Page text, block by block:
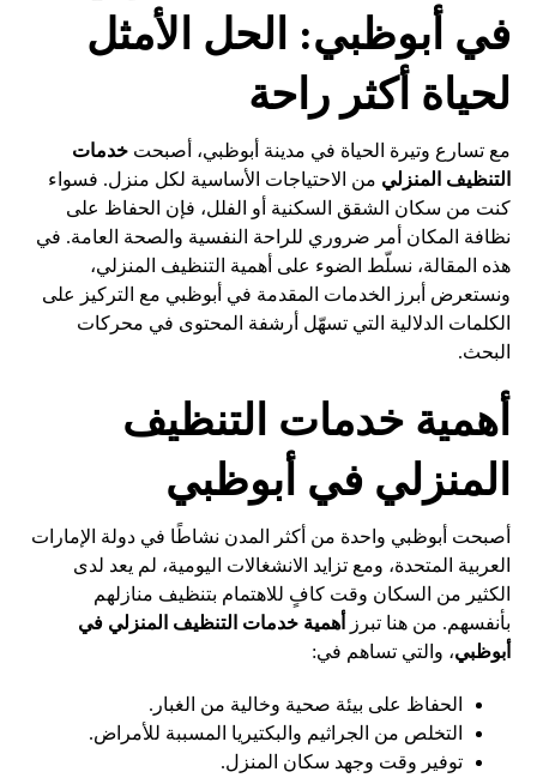
في أبوظبي: الحل الأمثل
لحياة أكثر راحة
مع تسارع وتيرة الحياة في مدينة أبوظبي، أصبحتخدمات
التنظيف المنزلي من الاحتياجات الأساسية لكل منزل. فسواء
كنت من سكان الشقق السكنية أو الفلل، فإن الحفاظ على
نظافة المكان أمر ضروري للراحة النفسية والصحة العامة. في
هذه المقالة، نسلّط الضوء على أهمية التنظيف المنزلي،
ونستعرض أبرز الخدمات المقدمة في أبوظبي مع التركيز على
الكلمات الدلالية التي تسهّل أرشفة المحتوى في محركات
البحث.
أهمية خدمات التنظيف
المنزلي في أبوظبي
أصبحت أبوظبي واحدة من أكثر المدن نشاطًا في دولة الإمارات
العربية المتحدة، ومع تزايد الانشغالات اليومية، لم يعد لدى
الكثير من السكان وقت كافٍ للاهتمام بتنظيف منازلهم
بأنفسهم. من هنا تبرز
أهمية خدمات التنظيف المنزلي في
أبوظبي، والتي تساهم في:
الحفاظ على بيئة صحية وخالية من الغبار.
التخلص من الجراثيم والبكتيريا المسببة للأمراض.
توفير وقت وجهد سكان المنزل.